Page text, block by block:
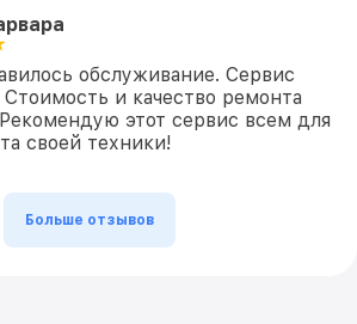
обслуживание. Сервис
и качество ремонта
этот сервис всем для
своей техники!
Больше отзывов